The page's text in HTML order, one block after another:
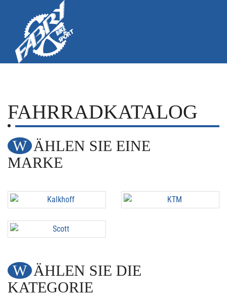
FAHRRADKATALOG
WÄHLEN SIE EINE
MARKE
WÄHLEN SIE DIE
KATEGORIE